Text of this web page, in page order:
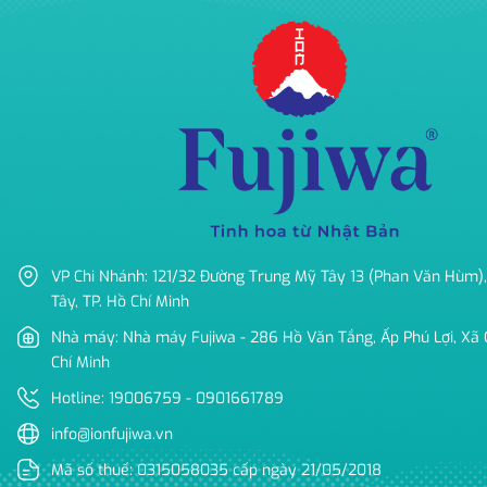
VP Chi Nhánh: 121/32 Đường Trung Mỹ Tây 13 (Phan Văn
Tây, TP. Hồ Chí Minh
Nhà máy: Nhà máy Fujiwa - 286 Hồ Văn Tắng, Ấp Phú Lợi, Xã
Chí Minh
Hotline: 19006759 - 0901661789
info@ionfujiwa.vn
Mã số thuế: 0315058035 cấp ngày 21/05/2018